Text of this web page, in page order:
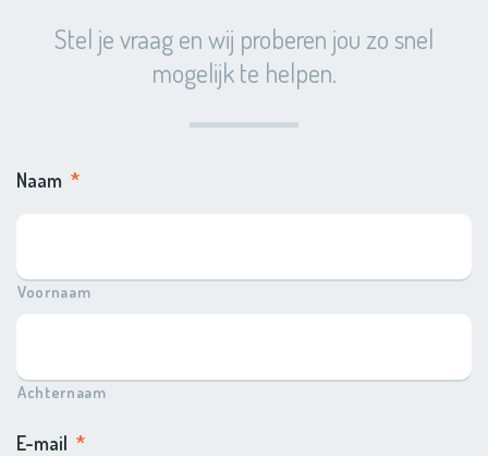
Stel je vraag en wij proberen jou zo snel
mogelijk te helpen.
Naam *
Voornaam
Achternaam
E-mail *